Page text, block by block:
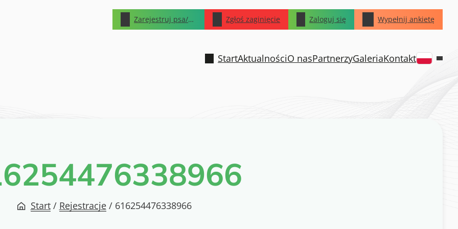
Zarejestruj psa/kota Zgłoś zaginięcie Zaloguj się Wypełnij ankietę
StartAktualnościO nasPartnerzyGaleriaKontakt
Start / Rejestracje / 616254476338966